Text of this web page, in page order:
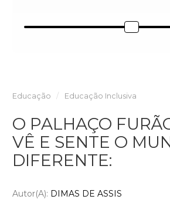
Educação Educação Inclusiva
O PALHAÇO
VÊ E SENTE O
DIFERENTE:
Autor(a): DIMAS DE ASSIS